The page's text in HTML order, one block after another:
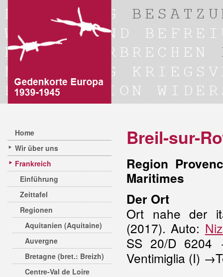
Home
Wir über uns
Frankreich
Einführung
Zeittafel
Regionen
Aquitanien (Aquitaine)
Auvergne
Bretagne (bret.: Breizh)
Centre-Val de Loire
Breil-sur-
Region
Maritimes
Der Ort
Ort nahe der
(2017). Auto:
SS 20/D 6204
Ventimiglia (I)